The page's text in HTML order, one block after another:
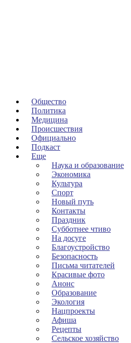
Общество
Политика
Медицина
Происшествия
Официально
Подкаст
Еще
Наука и образование
Экономика
Культура
Спорт
Новый путь
Контакты
Праздник
Субботнее чтиво
На досуге
Благоустройство
Безопасность
Письма читателей
Красивые фото
Анонс
Образование
Экология
Нацпроекты
Афиша
Рецепты
Сельское хозяйство